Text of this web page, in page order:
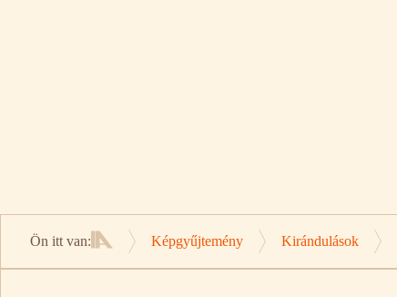
Ön itt van:
Képgyűjtemény Kirándulások